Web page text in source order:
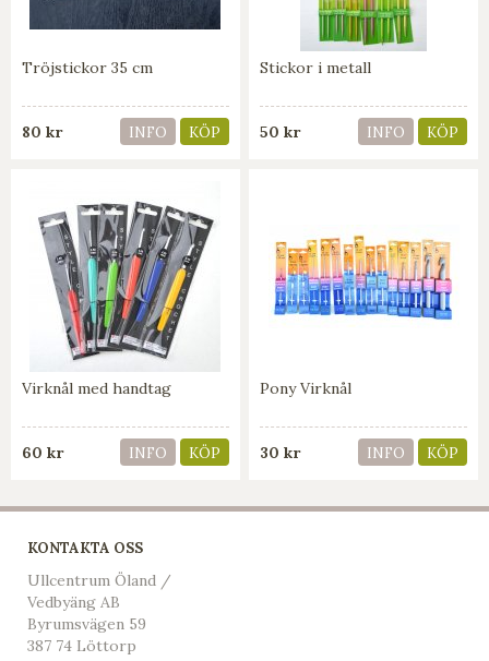
Tröjstickor 35 cm
80 kr INFO KÖP
Stickor i metall
50 kr INFO KÖP
Virknål med handtag
60 kr INFO KÖP
Pony Virknål
30 kr INFO KÖP
KONTAKTA OSS
Ullcentrum Öland /
Vedbyäng AB
Byrumsvägen 59
387 74 Löttorp